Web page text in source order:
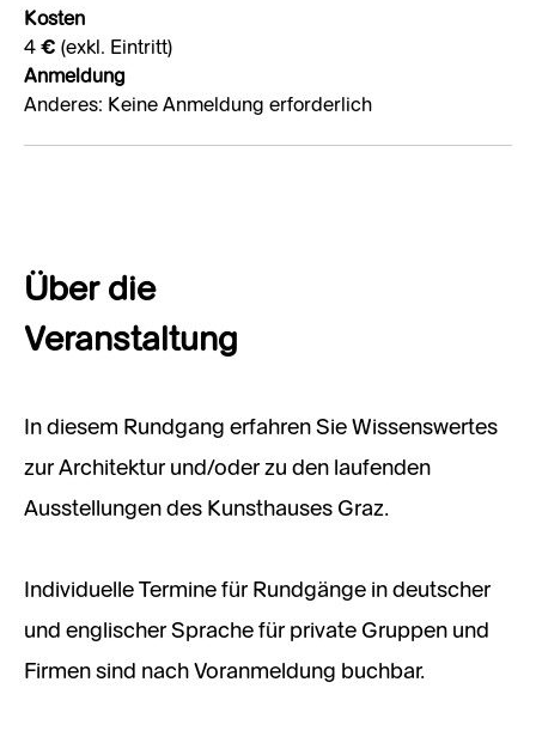
Kosten
4 € (exkl. Eintritt)
Anmeldung
Anderes: Keine Anmeldung erforderlich
Über die
Veranstaltung
In diesem Rundgang erfahren Sie Wissenswertes
zur Architektur und/oder zu den laufenden
Ausstellungen des Kunsthauses Graz.
Individuelle Termine für Rundgänge in deutscher
und englischer Sprache für private Gruppen und
Firmen sind nach Voranmeldung buchbar.